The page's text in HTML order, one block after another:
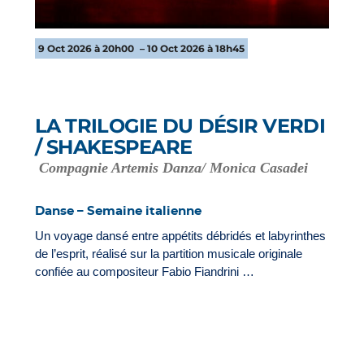
9 Oct 2026 à 20h00 – 10 Oct 2026 à 18h45
LA TRILOGIE DU DÉSIR VERDI
/ SHAKESPEARE
Compagnie Artemis Danza/ Monica Casadei
Danse – Semaine italienne
Un voyage dansé entre appétits débridés et labyrinthes
de l’esprit, réalisé sur la partition musicale originale
confiée au compositeur Fabio Fiandrini …